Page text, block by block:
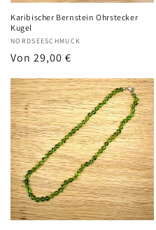
Karibischer Bernstein Ohrstecker
Kugel
Anbieter:
NORDSEESCHMUCK
Normaler
Von 29,00 €